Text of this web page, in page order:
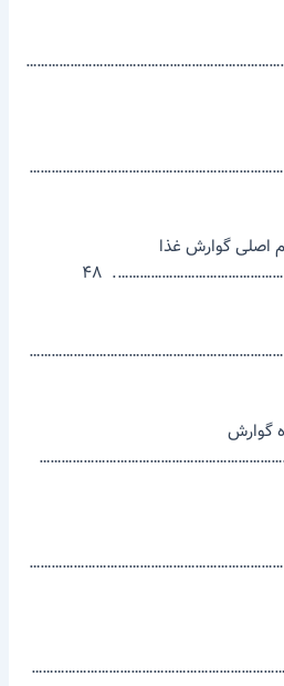
اصلی گوارش غذا
۴۸
گوارش